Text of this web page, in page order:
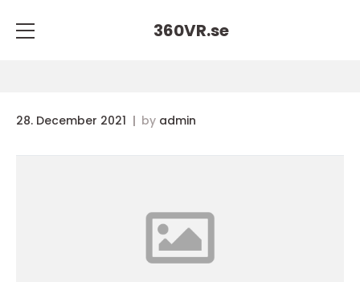
360VR.se
28. December 2021 by admin